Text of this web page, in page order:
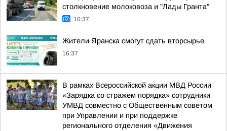
столкновение молоковоза и "Лады Гранта"
16:37
Жители Яранска смогут сдать вторсырье
16:37
В рамках Всероссийской акции МВД России
«Зарядка со стражем порядка» сотрудники
УМВД совместно с Общественным советом
при Управлении и при поддержке
регионального отделения «Движения